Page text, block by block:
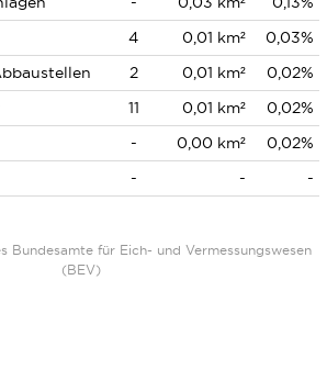
4 0,01 km²
0,03%
2 0,01 km²
0,02%
11 0,01 km²
0,02%
- 0,00 km²
0,02%
- - -
Bundesamte für Eich- und Vermessungswesen
(BEV)